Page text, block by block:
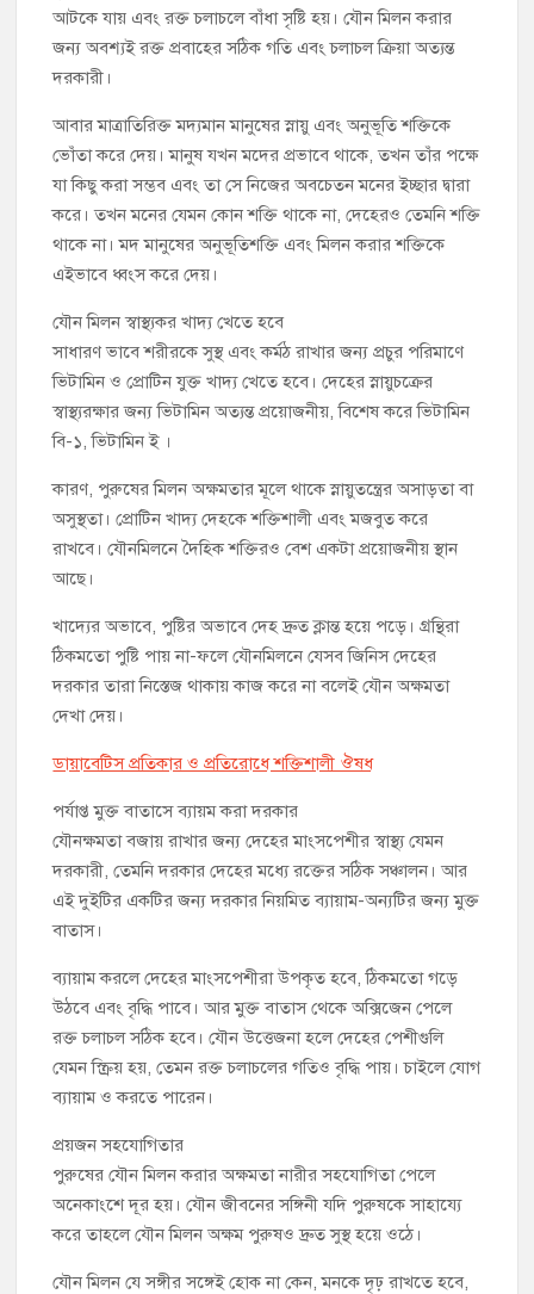
আটকে যায় এবং রক্ত চলাচলে বাঁধা সৃষ্টি হয়। যৌন মিলন করার
জন্য অবশ্যই রক্ত প্রবাহের সঠিক গতি এবং চলাচল ক্রিয়া অত্যন্ত
দরকারী।
আবার মাত্রাতিরিক্ত মদ্যমান মানুষের স্নায়ু এবং অনুভূতি শক্তিকে
ভোঁতা করে দেয়। মানুষ যখন মদের প্রভাবে থাকে, তখন তাঁর পক্ষে
যা কিছু করা সম্ভব এবং তা সে নিজের অবচেতন মনের ইচ্ছার দ্বারা
করে। তখন মনের যেমন কোন শক্তি থাকে না, দেহেরও তেমনি শক্তি
থাকে না। মদ মানুষের অনুভূতিশক্তি এবং মিলন করার শক্তিকে
এইভাবে ধ্বংস করে দেয়।
যৌন মিলন স্বাস্থ্যকর খাদ্য খেতে হবে
সাধারণ ভাবে শরীরকে সুস্থ এবং কর্মঠ রাখার জন্য প্রচুর পরিমাণে
ভিটামিন ও প্রোটিন যুক্ত খাদ্য খেতে হবে। দেহের স্নায়ুচক্রের
স্বাস্থ্যরক্ষার জন্য ভিটামিন অত্যন্ত প্রয়োজনীয়, বিশেষ করে ভিটামিন
বি-১, ভিটামিন ই ।
কারণ, পুরুষের মিলন অক্ষমতার মূলে থাকে স্নায়ুতন্ত্রের অসাড়তা বা
অসুস্থতা। প্রোটিন খাদ্য দেহকে শক্তিশালী এবং মজবুত করে
রাখবে। যৌনমিলনে দৈহিক শক্তিরও বেশ একটা প্রয়োজনীয় স্থান
আছে।
খাদ্যের অভাবে, পুষ্টির অভাবে দেহ দ্রুত ক্লান্ত হয়ে পড়ে। গ্রন্থিরা
ঠিকমতো পুষ্টি পায় না-ফলে যৌনমিলনে যেসব জিনিস দেহের
দরকার তারা নিস্তেজ থাকায় কাজ করে না বলেই যৌন অক্ষমতা
দেখা দেয়।
ডায়াবেটিস প্রতিকার ও প্রতিরোধে শক্তিশালী ঔষধ
পর্যাপ্ত মুক্ত বাতাসে ব্যায়ম করা দরকার
যৌনক্ষমতা বজায় রাখার জন্য দেহের মাংসপেশীর স্বাস্থ্য যেমন
দরকারী, তেমনি দরকার দেহের মধ্যে রক্তের সঠিক সঞ্চালন। আর
এই দুইটির একটির জন্য দরকার নিয়মিত ব্যায়াম-অন্যটির জন্য মুক্ত
বাতাস।
ব্যায়াম করলে দেহের মাংসপেশীরা উপকৃত হবে, ঠিকমতো গড়ে
উঠবে এবং বৃদ্ধি পাবে। আর মুক্ত বাতাস থেকে অক্সিজেন পেলে
রক্ত চলাচল সঠিক হবে। যৌন উত্তেজনা হলে দেহের পেশীগুলি
যেমন স্ক্রিয় হয়, তেমন রক্ত চলাচলের গতিও বৃদ্ধি পায়। চাইলে যোগ
ব্যায়াম ও করতে পারেন।
প্রয়জন সহযোগিতার
পুরুষের যৌন মিলন করার অক্ষমতা নারীর সহযোগিতা পেলে
অনেকাংশে দূর হয়। যৌন জীবনের সঙ্গিনী যদি পুরুষকে সাহায্যে
করে তাহলে যৌন মিলন অক্ষম পুরুষও দ্রুত সুস্থ হয়ে ওঠে।
যৌন মিলন যে সঙ্গীর সঙ্গেই হোক না কেন, মনকে দৃঢ় রাখতে হবে,